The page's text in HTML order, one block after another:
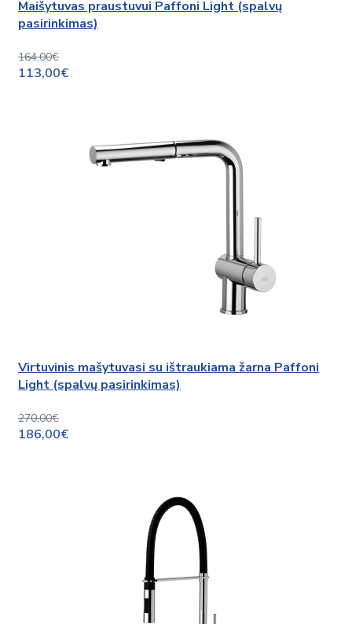
Maišytuvas praustuvui Paffoni Light (spalvų
pasirinkimas)
164,00€
113,00€
Virtuvinis mašytuvasi su ištraukiama žarna Paffoni
Light (spalvų pasirinkimas)
270,00€
186,00€